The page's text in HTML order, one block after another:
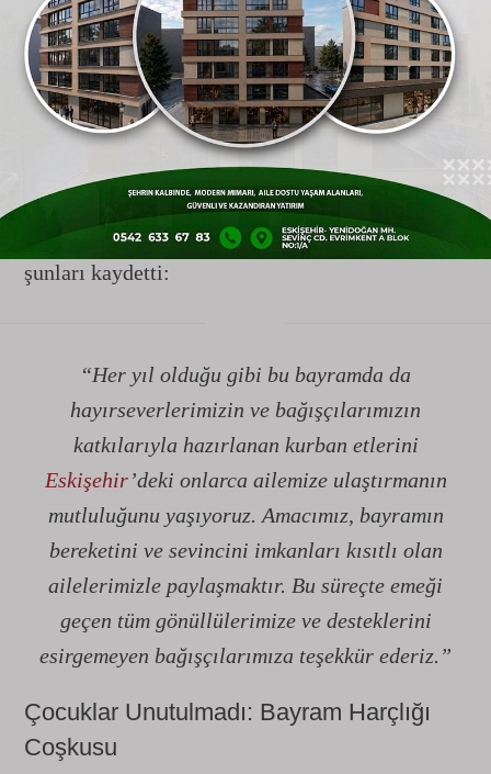
Paylaşmak"
Bayram periyodunda gerçekleştirilen
organizasyonun detaylarına ilişkin önemli
açıklamalarda bulunanEskişehirUmut Kervanı
Derneği Başkanı Enes Yıldırım, dayanışmanın
önemine dikkat çekti. Paylaşma kültürünü diri
tutmayı hedeflediklerini belirten Yıldırım,
şunları kaydetti:
“Her yıl olduğu gibi bu bayramda da
hayırseverlerimizin ve bağışçılarımızın
katkılarıyla hazırlanan kurban etlerini
Eskişehir’deki onlarca ailemize ulaştırmanın
mutluluğunu yaşıyoruz. Amacımız, bayramın
bereketini ve sevincini imkanları kısıtlı olan
ailelerimizle paylaşmaktır. Bu süreçte emeği
geçen tüm gönüllülerimize ve desteklerini
esirgemeyen bağışçılarımıza teşekkür ederiz.”
Çocuklar Unutulmadı: Bayram Harçlığı
Coşkusu